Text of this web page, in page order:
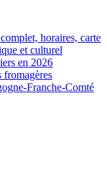
horaires, carte
et culturel
en 2026
fromagères
Franche-Comté